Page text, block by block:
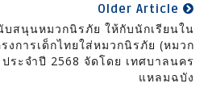
Older Article
สนุนหมวกนิรภัย ให้กับนักเรียนใน
การเด็กไทยใส่หมวกนิรภัย (หมวก
ระจำปี 2568 จัดโดย เทศบาลนคร
แหลมฉบัง